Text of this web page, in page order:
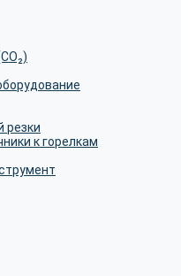
резки
к горелкам